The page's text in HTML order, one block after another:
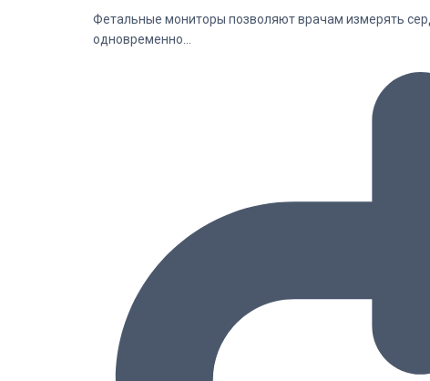
Фетальные мониторы позволяют врачам измерять
одновременно…